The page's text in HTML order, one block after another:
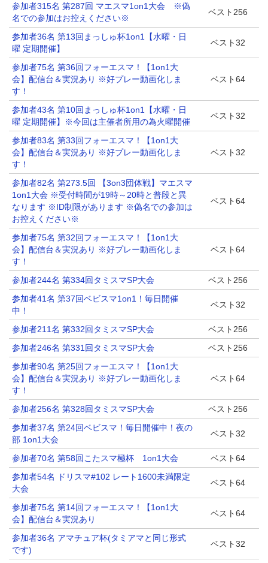
参加者315名 第287回 マエスマ1on1大会 ※偽
名での参加はお控えください※
ベスト256
参加者36名 第13回まっしゅ杯1on1【水曜・日
曜 定期開催】
ベスト32
参加者75名 第36回フォーエスマ！【1on1大
会】配信台＆実況あり ※好プレー動画化しま
す！
ベスト64
参加者43名 第10回まっしゅ杯1on1【水曜・日
曜 定期開催】※今回は主催者所用の為火曜開催
ベスト32
参加者83名 第33回フォーエスマ！【1on1大
会】配信台＆実況あり ※好プレー動画化しま
す！
ベスト32
参加者82名 第273.5回 【3on3団体戦】マエスマ
1on1大会 ※受付時間が19時～20時と普段と異
なります ※ID制限があります ※偽名での参加は
お控えください※
ベスト64
参加者75名 第32回フォーエスマ！【1on1大
会】配信台＆実況あり ※好プレー動画化しま
す！
ベスト64
参加者244名 第334回タミスマSP大会
ベスト256
参加者41名 第37回ベビスマ1on1！毎日開催
中！
ベスト32
参加者211名 第332回タミスマSP大会
ベスト256
参加者246名 第331回タミスマSP大会
ベスト256
参加者90名 第25回フォーエスマ！【1on1大
会】配信台＆実況あり ※好プレー動画化しま
す！
ベスト64
参加者256名 第328回タミスマSP大会
ベスト256
参加者37名 第24回ベビスマ！毎日開催中！夜の
部 1on1大会
ベスト32
参加者70名 第58回こたスマ極杯 1on1大会
ベスト64
参加者54名 ドリスマ#102 レート1600未満限定
大会
ベスト64
参加者75名 第14回フォーエスマ！【1on1大
会】配信台＆実況あり
ベスト64
参加者36名 アマチュア杯(タミアマと同じ形式
です)
ベスト32